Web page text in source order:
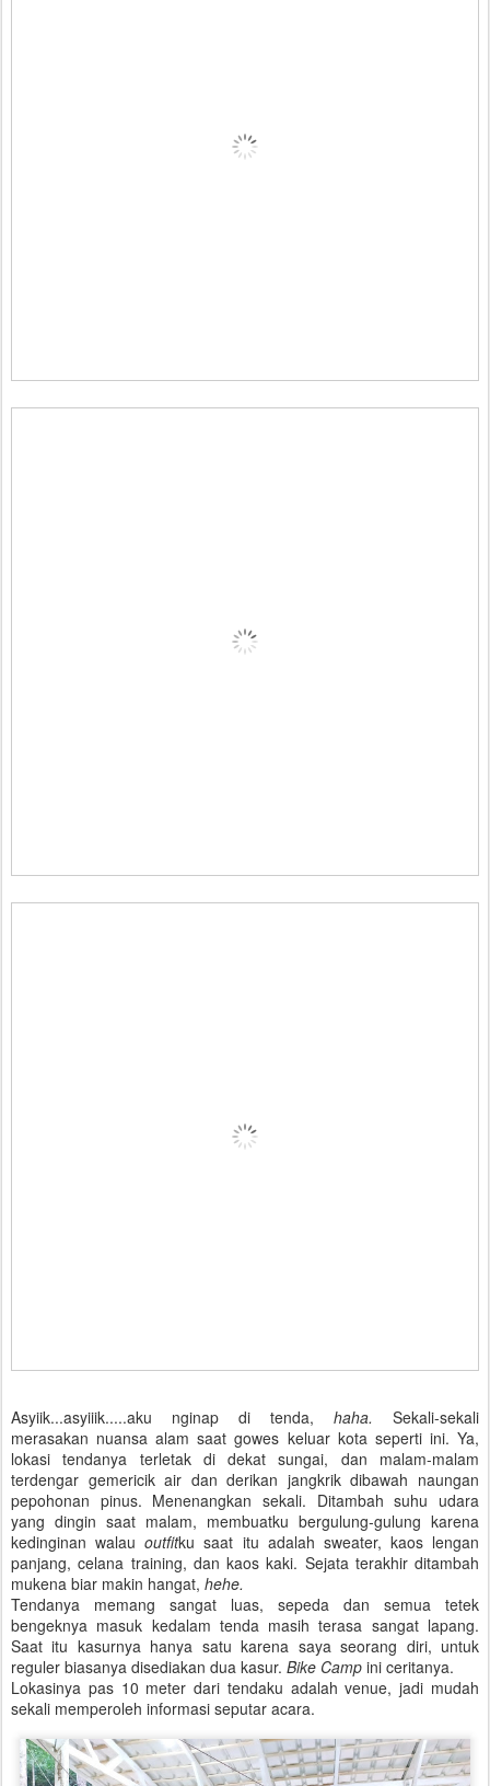
Asyiik...asyiiik.....aku nginap di tenda, haha. Sekali-sekali
merasakan nuansa alam saat gowes keluar kota seperti ini. Ya,
lokasi tendanya terletak di dekat sungai, dan malam-malam
terdengar gemericik air dan derikan jangkrik dibawah naungan
pepohonan pinus. Menenangkan sekali. Ditambah suhu udara
yang dingin saat malam, membuatku bergulung-gulung karena
kedinginan walauoutfitku saat itu adalah sweater, kaos lengan
panjang, celana training, dan kaos kaki. Sejata terakhir ditambah
mukena biar makin hangat, hehe.
Tendanya memang sangat luas, sepeda dan semua tetek
bengeknya masuk kedalam tenda masih terasa sangat lapang.
Saat itu kasurnya hanya satu karena saya seorang diri, untuk
reguler biasanya disediakan dua kasur. Bike Camp ini ceritanya.
Lokasinya pas 10 meter dari tendaku adalah venue, jadi mudah
sekali memperoleh informasi seputar acara.